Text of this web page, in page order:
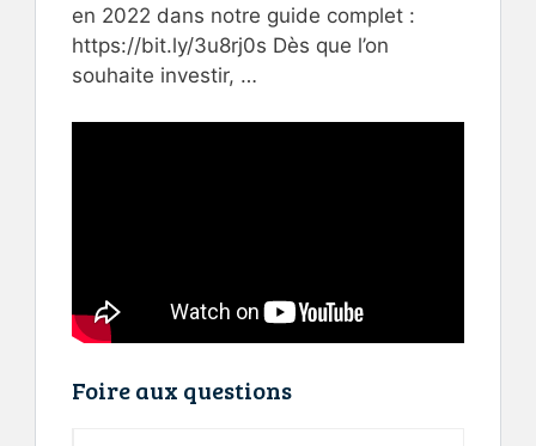
en 2022 dans notre guide complet :
https://bit.ly/3u8rj0s Dès que l’on
souhaite investir, …
Foire aux questions